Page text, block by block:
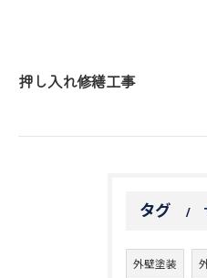
押し入れ修繕工事
タグ
外壁塗装